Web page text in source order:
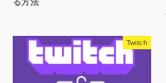
る方法
Twitch